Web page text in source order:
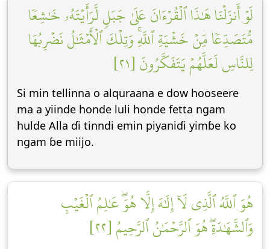
لَوۡ أَنزَلۡنَا هَٰذَا ٱلۡقُرۡءَانَ عَلَىٰ جَبَلٖ لَّرَأَيۡتَهُۥ خَٰشِعٗا
مُّتَصَدِّعٗا مِّنۡ خَشۡيَةِ ٱللَّهِۚ وَتِلۡكَ ٱلۡأَمۡثَٰلُ نَضۡرِبُهَا
لِلنَّاسِ لَعَلَّهُمۡ يَتَفَكَّرُونَ [٢١]
Si min tellinna o alquraana e dow hooseere
ma a yiinde honde luli honde fetta ngam
hulde Alla ɗi tinndi emin piyaniɗi yimɓe ko
ngam ɓe miijo.
هُوَ ٱللَّهُ ٱلَّذِي لَآ إِلَٰهَ إِلَّا هُوَۖ عَٰلِمُ ٱلۡغَيۡبِ
وَٱلشَّهَٰدَةِۖ هُوَ ٱلرَّحۡمَٰنُ ٱلرَّحِيمُ [٢٢]